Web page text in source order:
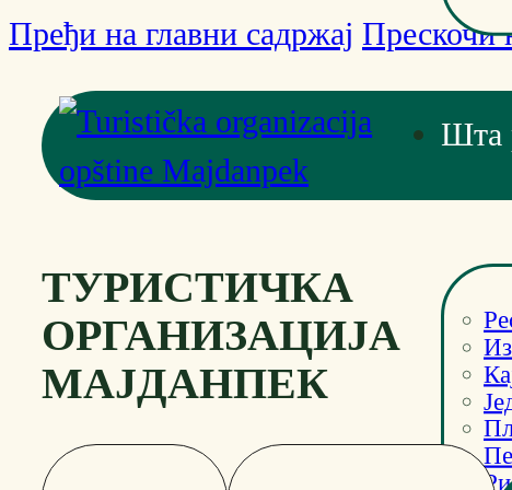
Пређи на главни садржај Прескочи
Шта
ТУРИСТИЧКА
ОРГАНИЗАЦИЈА
МАЈДАНПЕК